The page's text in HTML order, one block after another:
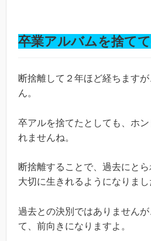
卒業アルバムを捨て
断捨離して２年ほど経ちます
ん。
卒アルを捨てたとしても、ホ
れませんね。
断捨離することで、過去にと
大切に生きれるようになりまし
過去との決別ではありません
て、前向きになりますよ。